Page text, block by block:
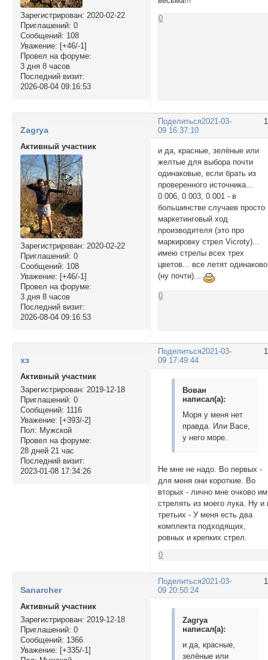
Зарегистрирован: 2020-02-22
Приглашений: 0
Сообщений: 108
Уважение: [+46/-1]
Провел на форуме:
3 дня 8 часов
Последний визит:
2026-08-04 09:16:53
0
Поделиться2021-03-
09 16:37:10
Zagrya
Активный участник
Зарегистрирован: 2020-02-22
Приглашений: 0
Сообщений: 108
Уважение: [+46/-1]
Провел на форуме:
3 дня 8 часов
Последний визит:
2026-08-04 09:16:53
и да, красные, зелёные или
желтые для выбора почти
одинаковые, если брать из
проверенного источника...
0.006, 0.003, 0.001 - в
большинстве случаев просто
маркетинговый ход
производителя (это про
маркировку стрел Vicroty)...
имею стрелы всех трех
цветов... все летят одинаково
(ну почти)...
0
Поделиться2021-03-
09 17:49:44
хз
Активный участник
Зарегистрирован: 2019-12-18
Приглашений: 0
Сообщений: 1116
Уважение: [+393/-2]
Пол: Мужской
Провел на форуме:
28 дней 21 час
Последний визит:
2023-01-08 17:34:26
Вован
написал(а):
Моря у меня нет
правда. Или Васе,
у него море.
Не мне не надо. Во первых -
для меня они короткие. Во
вторых - лично мне очково
стрелять из моего лука. Ну и
третьих - У меня есть два
комплекта подходящих,
ровных и крепких стрел.
0
Поделиться2021-03-
09 20:50:24
Sanarcher
Активный участник
Зарегистрирован: 2019-12-18
Приглашений: 0
Сообщений: 1366
Уважение: [+335/-1]
Zagrya
написал(а):
и да, красные,
зелёные или